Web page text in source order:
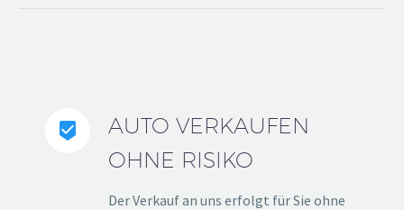


AUTO VERKAUFEN
OHNE RISIKO
Der Verkauf an uns erfolgt für Sie ohne